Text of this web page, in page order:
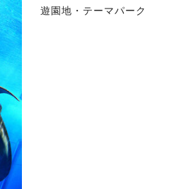
遊園地・テーマパーク